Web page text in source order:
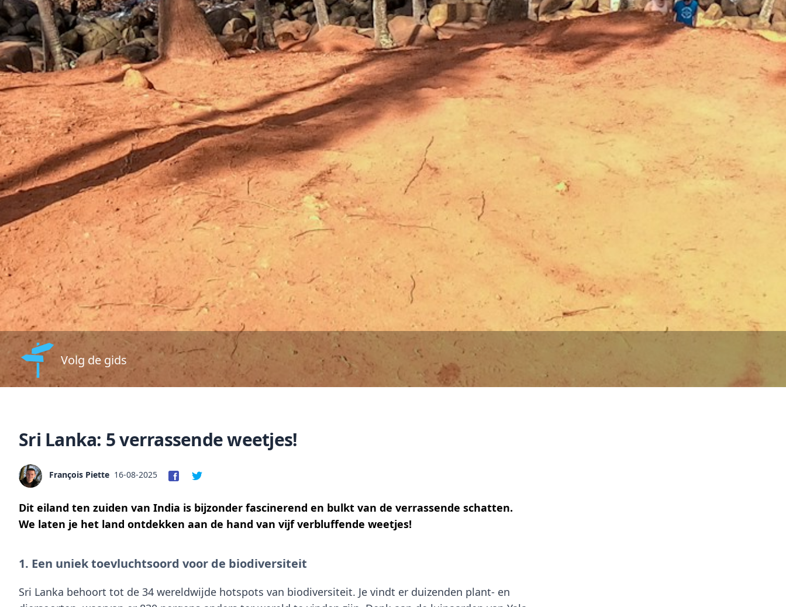
Volg de gids
Sri Lanka: 5 verrassende weetjes!
François Piette 16-08-2025
Dit eiland ten zuiden van India is bijzonder fascinerend en bulkt van de verrassende schatten.
We laten je het land ontdekken aan de hand van vijf verbluffende weetjes!
1. Een uniek toevluchtsoord voor de biodiversiteit
Sri Lanka behoort tot de 34 wereldwijde hotspots van biodiversiteit. Je vindt er duizenden plant- en